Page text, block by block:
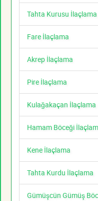
Tahta Kurusu İlaçlama
Fare İlaçlama
Akrep İlaçlama
Pire İlaçlama
Kulağakaçan İlaçlama
Hamam Böceği
Kene İlaçlama
Tahta Kurdu İlaçlama
Gümüşcün Gümüş